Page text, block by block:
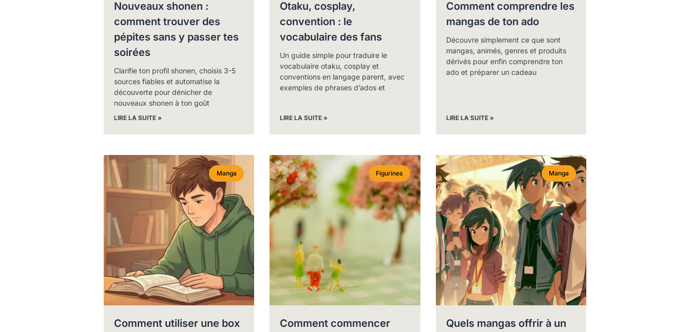
Nouveaux shonen :
comment trouver des
pépites sans y passer tes
soirées
Clarifie ton profil shonen, choisis 3-5
sources fiables et automatise la
découverte pour dénicher de
nouveaux shonen à ton goût
LIRE LA SUITE »
Otaku, cosplay,
convention : le
vocabulaire des fans
Un guide simple pour traduire le
vocabulaire otaku, cosplay et
conventions en langage parent, avec
exemples de phrases d’ados et
LIRE LA SUITE »
Comment comprendre les
mangas de ton ado
Découvre simplement ce que sont
mangas, animés, genres et produits
dérivés pour enfin comprendre ton
ado et préparer un cadeau
LIRE LA SUITE »
Manga
Comment utiliser une box
Figurines
Comment commencer
Manga
Quels mangas offrir à un